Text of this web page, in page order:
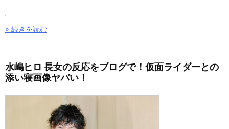
» 続きを読む
水嶋ヒロ 長女の反応をブログで！仮面ライダーとの
添い寝画像ヤバい！